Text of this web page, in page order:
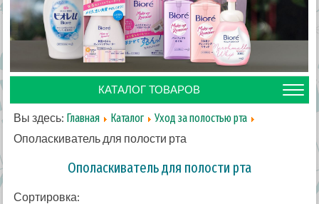
КАТАЛОГ ТОВАРОВ
Вы здесь: Главная Каталог
Уход за полостью рта
Ополаскиватель для полости рта
Ополаскиватель для полости рта
Сортировка: